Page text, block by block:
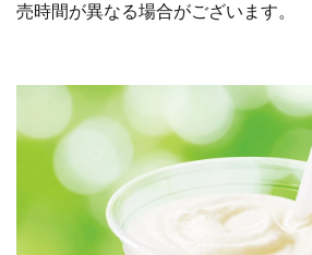
売時間が異なる場合がございます。